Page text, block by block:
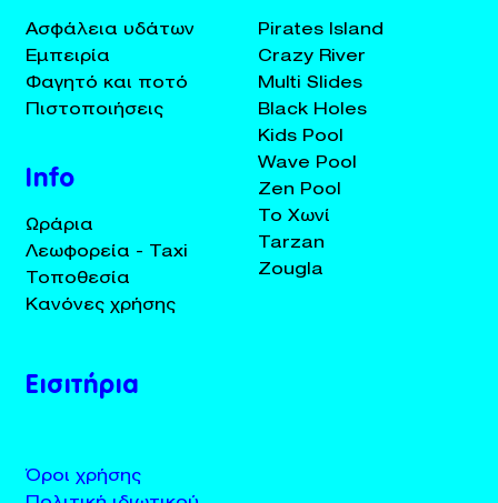
Ασφάλεια υδάτων
Εμπειρία
Φαγητό και ποτό
Πιστοποιήσεις
Info
Ωράρια
Λεωφορεία - Taxi
Τοποθεσία
Κανόνες χρήσης
Pirates Island
Crazy River
Multi Slides
Black Holes
Kids Pool
Wave Pool
Zen Pool
Το Χωνί
Tarzan
Zougla
Εισιτήρια
Όροι χρήσης